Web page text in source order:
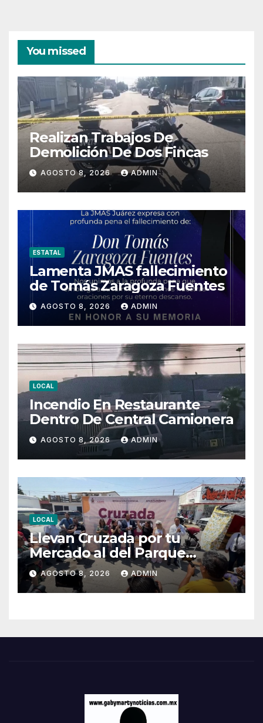
You missed
Realizan Trabajos De
Demolición De Dos Fincas
AGOSTO 8, 2026 ADMIN
ESTATAL
Lamenta JMAS fallecimiento
de Tomás Zaragoza Fuentes
AGOSTO 8, 2026 ADMIN
LOCAL
Incendio En Restaurante
Dentro De Central Camionera
AGOSTO 8, 2026 ADMIN
LOCAL
Llevan Cruzada por tu
Mercado al del Parque
Hidalgo
AGOSTO 8, 2026 ADMIN